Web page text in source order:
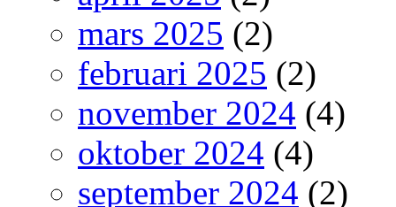
mars 2025 (2)
februari 2025 (2)
november 2024 (4)
oktober 2024 (4)
september 2024 (2)